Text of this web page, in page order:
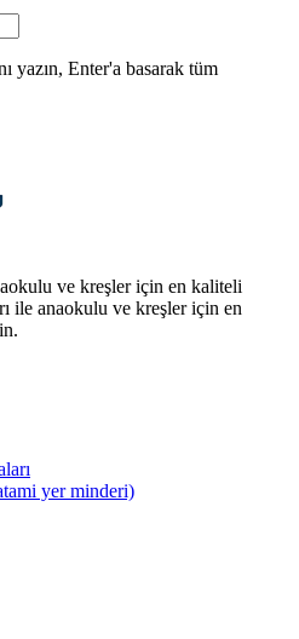
yazın, Enter'a basarak tüm
ve kreşler için en kaliteli
ile anaokulu ve kreşler için en
yer minderi)